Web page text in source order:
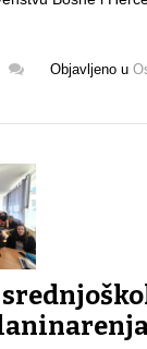
Objavljeno u